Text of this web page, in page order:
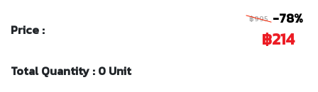
Price :
฿995 -78%
฿214
Total Quantity : 0 Unit